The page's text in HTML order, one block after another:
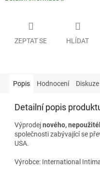
ZEPTAT SE HLÍDAT
Popis Hodnocení Diskuze
Detailní popis
Výprodejnového,
společnosti zabývající se
USA.
Výrobce: International